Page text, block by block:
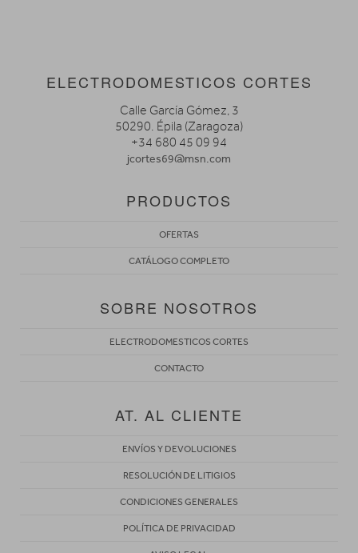
ELECTRODOMESTICOS CORTES
Calle García Gómez, 3
50290. Épila (Zaragoza)
+34 680 45 09 94
jcortes69@msn.com
PRODUCTOS
OFERTAS
CATÁLOGO COMPLETO
SOBRE NOSOTROS
ELECTRODOMESTICOS CORTES
CONTACTO
AT. AL CLIENTE
ENVÍOS Y DEVOLUCIONES
RESOLUCIÓN DE LITIGIOS
CONDICIONES GENERALES
POLÍTICA DE PRIVACIDAD